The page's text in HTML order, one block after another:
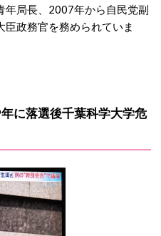
年局長、2007年から自民党副
政務官を務められていま
に落選後千葉科学大学危